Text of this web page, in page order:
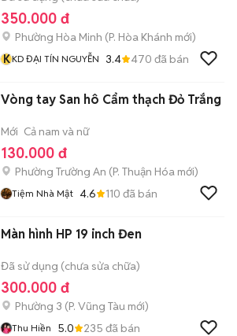
350.000 đ
Phường Hòa Minh (P. Hòa Khánh mới)
KKD ĐẠI TÍN NGUYỄN 3.4 470 đã bán
Vòng tay San hô Cẩm thạch Đỏ Trắng
Mới Cả nam và nữ
130.000 đ
Phường Trường An (P. Thuận Hóa mới)
Tiệm Nhà Mật 4.6 110 đã bán
Màn hình HP 19 inch Đen
Đã sử dụng (chưa sửa chữa)
300.000 đ
Phường 3 (P. Vũng Tàu mới)
Thu Hiền 5.0 235 đã bán